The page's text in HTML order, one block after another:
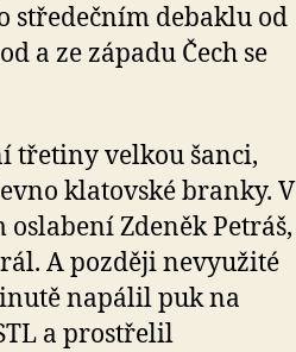
středečním debaklu od
a ze západu Čech se
třetiny velkou šanci,
klatovské branky. V
Zdeněk Petráš,
A později nevyužité
napálil puk na
a prostřelil